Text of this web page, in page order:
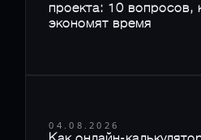
проекта: 10 вопросов,
экономят время
04.08.2026